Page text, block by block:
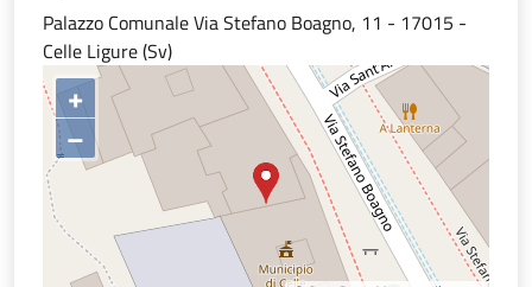
Palazzo Comunale Via Stefano Boagno, 11 - 17015 -
Celle Ligure (Sv)
+
–